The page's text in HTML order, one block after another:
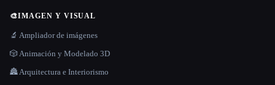
🎨IMAGEN Y VISUAL
🔬 Ampliador de imágenes
🎲 Animación y Modelado 3D
🏯 Arquitectura e Interiorismo